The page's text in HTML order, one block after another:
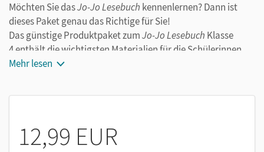
Möchten Sie dasJo-Jo Lesebuch kennenlernen? Dann ist
dieses Paket genau das Richtige für Sie!
Das günstige Produktpaket zumJo-Jo Lesebuch Klasse
4 enthält die wichtigsten Materialien für die Schülerinnen
und Schüler:
4 (ISBN 978-3-464-81405-5)
Mehr lesen
12,99 EUR